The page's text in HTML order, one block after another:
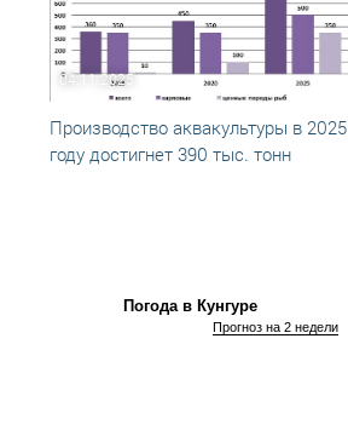
04.11.2025
Производство аквакультуры в 2025
году достигнет 390 тыс. тонн
Погода в Кунгуре
Прогноз на 2 недели